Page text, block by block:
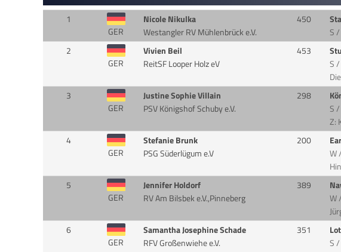
1
GER
Nicole Nikulka
Westangler RV Mühlenbrück e.V.
450
S
2
GER
Vivien Beil
ReitSF Looper Holz eV
453
S
3
GER
Justine Sophie Villain
PSV Königshof Schuby e.V.
298
S
Z:
4
GER
Stefanie Brunk
PSG Süderlügum e.V
200
W
5
GER
Jennifer Holdorf
RV Am Bilsbek e.V.,Pinneberg
389
W
6
GER
Samantha Josephine Schade
RFV Großenwiehe e.V.
351
S